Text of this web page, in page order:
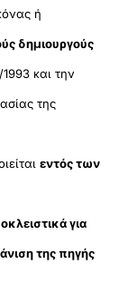
ή
δημιουργούς
και την
της
εντός των
για
της πηγής